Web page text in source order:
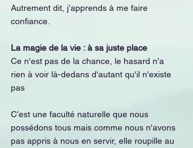
Autrement dit, j’apprends à me faire
confiance.
La magie de la vie : à sa juste place
Ce n'est pas de la chance, le hasard n'a
rien à voir là-dedans d'autant qu'il n'existe
pas
C’est une faculté naturelle que nous
possédons tous mais comme nous n'avons
pas appris à nous en servir, elle roupille au